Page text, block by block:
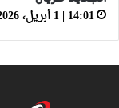
14:01 | 1 أبريل، 2026